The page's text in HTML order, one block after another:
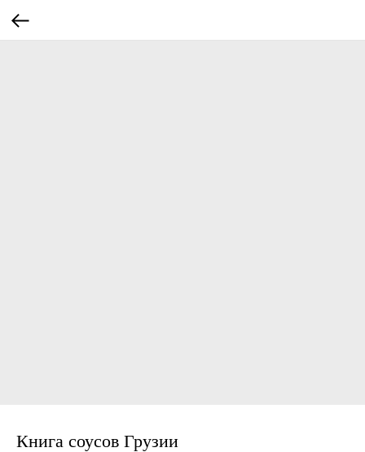
Книга соусов Грузии